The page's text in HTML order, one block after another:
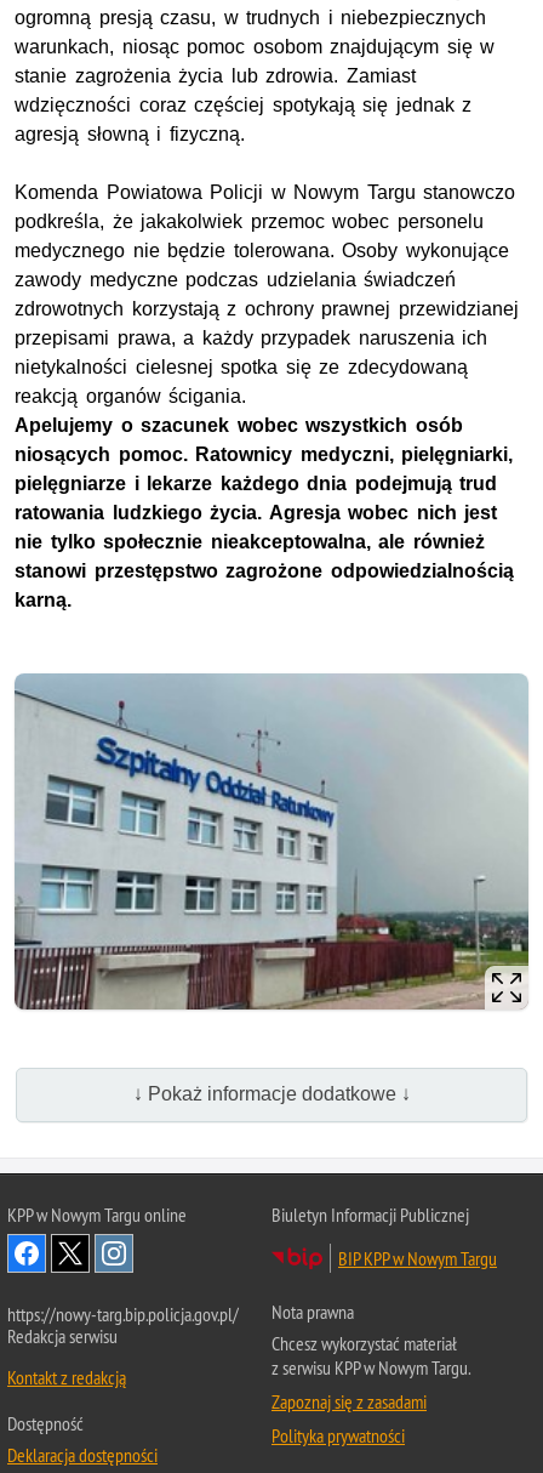
ogromną presją czasu, w trudnych i niebezpiecznych
warunkach, niosąc pomoc osobom znajdującym się w
stanie zagrożenia życia lub zdrowia. Zamiast
wdzięczności coraz częściej spotykają się jednak z
agresją słowną i fizyczną.
Komenda Powiatowa Policji w Nowym Targu stanowczo
podkreśla, że jakakolwiek przemoc wobec personelu
medycznego nie będzie tolerowana. Osoby wykonujące
zawody medyczne podczas udzielania świadczeń
zdrowotnych korzystają z ochrony prawnej przewidzianej
przepisami prawa, a każdy przypadek naruszenia ich
nietykalności cielesnej spotka się ze zdecydowaną
reakcją organów ścigania.
Apelujemy o szacunek wobec wszystkich osób
niosących pomoc. Ratownicy medyczni, pielęgniarki,
pielęgniarze i lekarze każdego dnia podejmują trud
ratowania ludzkiego życia. Agresja wobec nich jest
nie tylko społecznie nieakceptowalna, ale również
stanowi przestępstwo zagrożone odpowiedzialnością
karną.
↓ Pokaż informacje dodatkowe ↓
KPP w Nowym Targu online
Biuletyn Informacji Publicznej
BIP KPP w Nowym Targu
https://nowy-targ.bip.policja.gov.pl/
Redakcja serwisu
Kontakt z redakcją
Dostępność
Deklaracja dostępności
Nota prawna
Chcesz wykorzystać materiał
z serwisu KPP w Nowym Targu.
Zapoznaj się z zasadami
Polityka prywatności